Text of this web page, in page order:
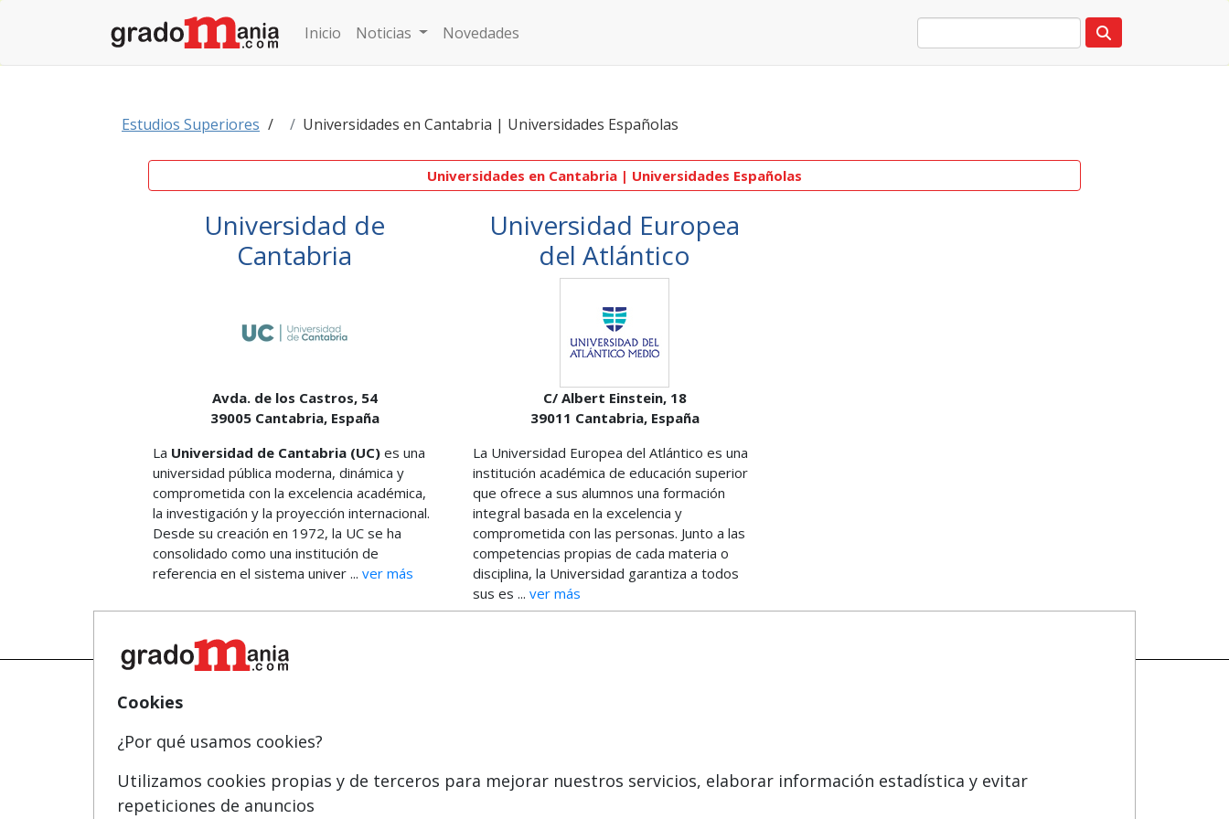
Inicio Noticias Novedades
Estudios Superiores Universidades en Cantabria | Universidades Españolas
Universidades en Cantabria | Universidades Españolas
Universidad de
Cantabria
Avda. de los Castros, 54
39005 Cantabria, España
La Universidad de Cantabria (UC) es una
universidad pública moderna, dinámica y
comprometida con la excelencia académica,
la investigación y la proyección internacional.
Desde su creación en 1972, la UC se ha
consolidado como una institución de
referencia en el sistema univer ... ver más
Universidad Europea
del Atlántico
C/ Albert Einstein, 18
39011 Cantabria, España
La Universidad Europea del Atlántico es una
institución académica de educación superior
que ofrece a sus alumnos una formación
integral basada en la excelencia y
comprometida con las personas. Junto a las
competencias propias de cada materia o
disciplina, la Universidad garantiza a todos
sus es ... ver más
Quienes somos
Tarifas publicidad
Acceso Usuarios
Conferencias Aviso legal
Cookies
¿Por qué usamos cookies?
Utilizamos cookies propias y de terceros para mejorar nuestros servicios, elaborar información estadística y evitar
repeticiones de anuncios